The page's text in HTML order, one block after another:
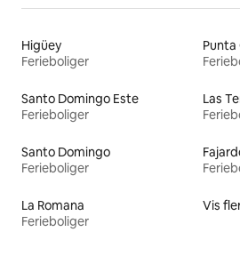
Higüey
Ferieboliger
Punta
Santo Domingo Este
Ferieboliger
Las
Santo Domingo
Ferieboliger
La Romana
Ferieboliger
Vis